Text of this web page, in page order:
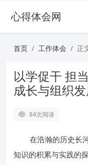
心得体会网
首页 工作体会 正
以学促干 担
成长与组织
84次阅读
在浩瀚的历史长
知识的积累与实践的